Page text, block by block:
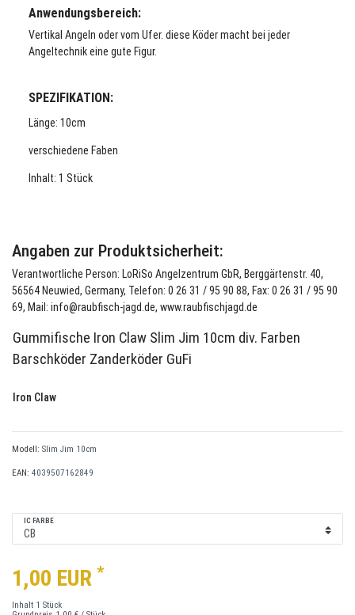
Anwendungsbereich:
Vertikal Angeln oder vom Ufer. diese Köder macht bei jeder
Angeltechnik eine gute Figur.
SPEZIFIKATION:
Länge: 10cm
verschiedene Faben
Inhalt: 1 Stück
Angaben zur Produktsicherheit:
Verantwortliche Person: LoRiSo Angelzentrum GbR, Berggärtenstr. 40,
56564 Neuwied, Germany, Telefon: 0 26 31 / 95 90 88, Fax: 0 26 31 / 95 90
69, Mail: info@raubfisch-jagd.de, www.raubfischjagd.de
Gummifische Iron Claw Slim Jim 10cm div. Farben
Barschköder Zanderköder GuFi
Iron Claw
Modell: Slim Jim 10cm
EAN: 4039507162849
IC FARBE
1,00 EUR *
Inhalt 1 Stück